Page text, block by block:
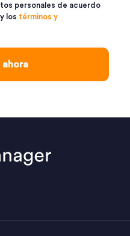
personales de acuerdo
y los términos y